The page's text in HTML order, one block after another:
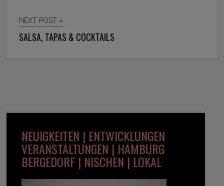
NEXT POST »
SALSA, TAPAS & COCKTAILS
NEUIGKEITEN | ENTWICKLUNGEN
VERANSTALTUNGEN | HAMBURG
BERGEDORF | NISCHEN | LOKAL